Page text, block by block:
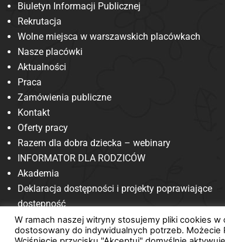
Biuletyn Informacji Publicznej
Rekrutacja
Wolne miejsca w warszawskich placówkach
Nasze placówki
Aktualności
Praca
Zamówienia publiczne
Kontakt
Oferty pracy
Razem dla dobra dziecka – webinary
INFORMATOR DLA RODZICÓW
Akademia
Deklaracja dostępności i projekty poprawiające
dostępność
W ramach naszej witryny stosujemy pliki cookies
dostosowany do indywidualnych potrzeb.